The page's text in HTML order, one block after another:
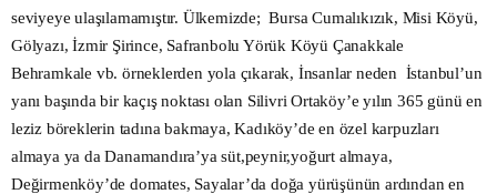
seviyeye ulaşılamamıştır. Ülkemizde; Bursa Cumalıkızık, Misi Köyü,
Gölyazı, İzmir Şirince, Safranbolu Yörük Köyü Çanakkale
Behramkale vb. örneklerden yola çıkarak, İnsanlar neden İstanbul’un
yanı başında bir kaçış noktası olan Silivri Ortaköy’e yılın 365 günü en
leziz böreklerin tadına bakmaya, Kadıköy’de en özel karpuzları
almaya ya da Danamandıra’ya süt,peynir,yoğurt almaya,
Değirmenköy’de domates, Sayalar’da doğa yürüşünün ardından en